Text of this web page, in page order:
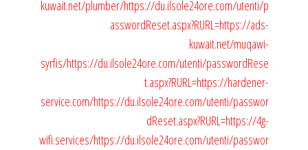
kuwait.net/plumber/https://du.ilsole24ore.com/utenti/p
asswordReset.aspx?RURL=https://ads-
kuwait.net/muqawi-
syrfis/https://du.ilsole24ore.com/utenti/passwordRese
t.aspx?RURL=https://hardener-
service.com/https://du.ilsole24ore.com/utenti/passwor
dReset.aspx?RURL=https://4g-
wifi.services/https://du.ilsole24ore.com/utenti/passwor